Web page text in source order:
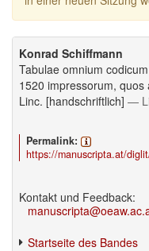
Konrad Schiffmann
Tabulae omnium
1520 impressorum, quos
Linc. [handschriftlich] —
Permalink:
https://manuscripta.at/
Kontakt und Feedback:
Startseite des Bandes